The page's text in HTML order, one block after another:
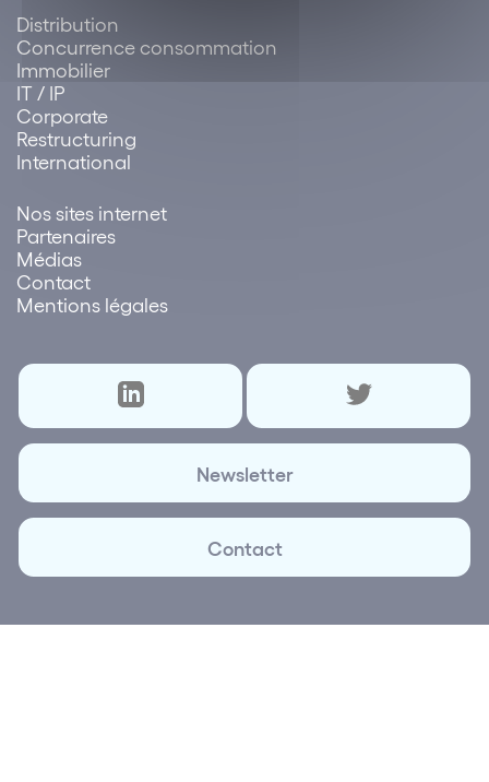
Distribution
Concurrence consommation
Immobilier
IT / IP
Corporate
Restructuring
International
Nos sites internet
Partenaires
Médias
Contact
Mentions légales
Newsletter
Contact